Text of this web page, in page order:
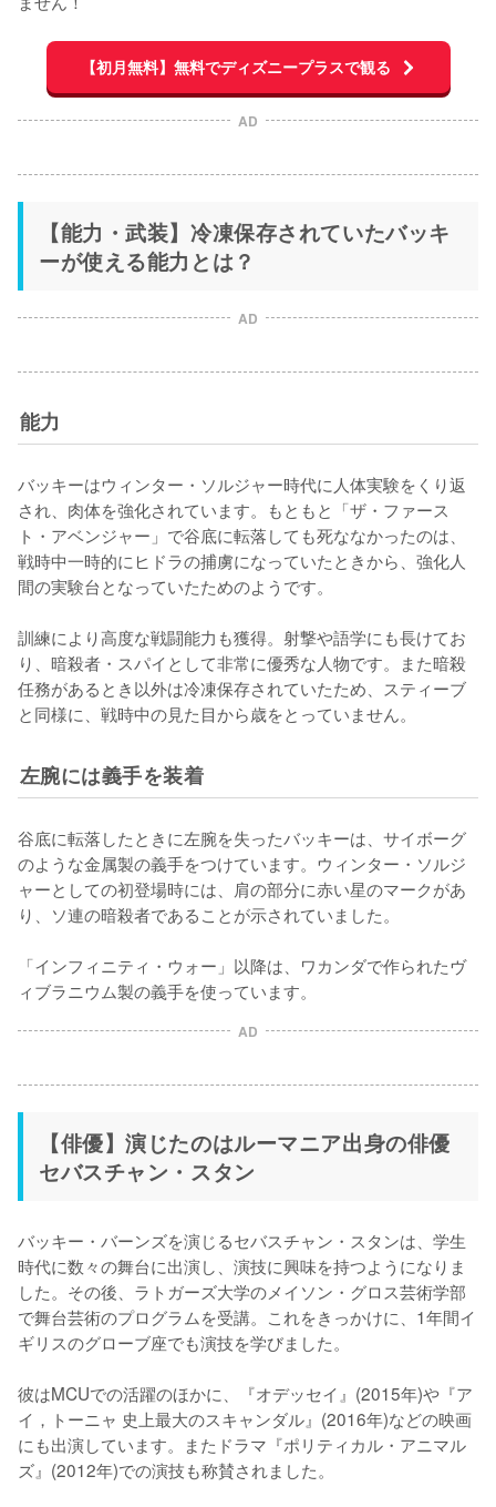
【初月無料】無料でディズニープラスで観る
AD
【能力・武装】冷凍保存されていたバッキ
ーが使える能力とは？
AD
能力
バッキーはウィンター・ソルジャー時代に人体実験をくり返
され、肉体を強化されています。もともと「ザ・ファース
ト・アベンジャー」で谷底に転落しても死ななかったのは、
戦時中一時的にヒドラの捕虜になっていたときから、強化人
間の実験台となっていたためのようです。
訓練により高度な戦闘能力も獲得。射撃や語学にも長けてお
り、暗殺者・スパイとして非常に優秀な人物です。また暗殺
任務があるとき以外は冷凍保存されていたため、スティーブ
と同様に、戦時中の見た目から歳をとっていません。
左腕には義手を装着
谷底に転落したときに左腕を失ったバッキーは、サイボーグ
のような金属製の義手をつけています。ウィンター・ソルジ
ャーとしての初登場時には、肩の部分に赤い星のマークがあ
り、ソ連の暗殺者であることが示されていました。
「インフィニティ・ウォー」以降は、ワカンダで作られたヴ
ィブラニウム製の義手を使っています。
AD
【俳優】演じたのはルーマニア出身の俳優
セバスチャン・スタン
バッキー・バーンズを演じるセバスチャン・スタンは、学生
時代に数々の舞台に出演し、演技に興味を持つようになりま
した。その後、ラトガーズ大学のメイソン・グロス芸術学部
で舞台芸術のプログラムを受講。これをきっかけに、1年間イ
ギリスのグローブ座でも演技を学びました。
彼はMCUでの活躍のほかに、『オデッセイ』(2015年)や『ア
イ，トーニャ 史上最大のスキャンダル』(2016年)などの映画
にも出演しています。またドラマ『ポリティカル・アニマル
ズ』(2012年)での演技も称賛されました。